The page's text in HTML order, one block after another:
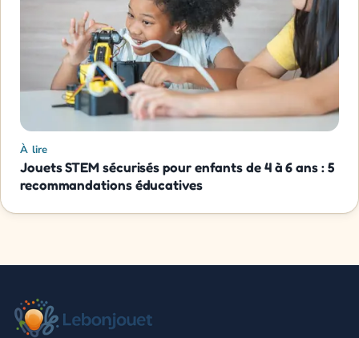
À lire
Jouets STEM sécurisés pour enfants de 4 à 6 ans : 5
recommandations éducatives